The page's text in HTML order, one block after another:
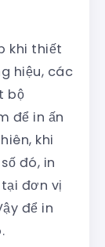
khi thiết
hiệu, các
bộ
để in ấn
khi
đó, in
đơn vị
để in